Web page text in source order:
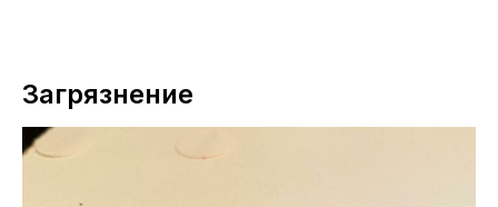
Загрязнение